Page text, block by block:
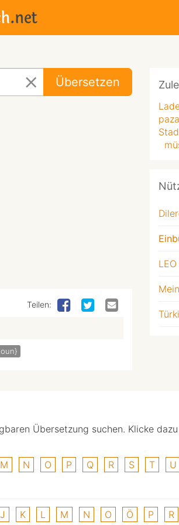
Übersetzen
Teilen:
Übersetzung suchen. Klicke
M N O P Q R S T U
J K L M N O Ö P R